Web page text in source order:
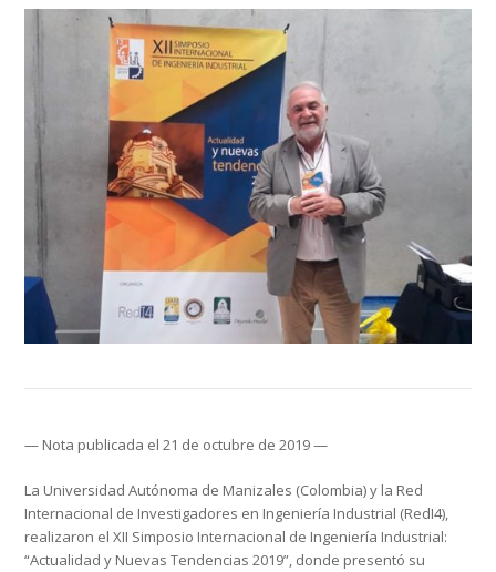
— Nota publicada el 21 de octubre de 2019 —
La Universidad Autónoma de Manizales (Colombia) y la Red
Internacional de Investigadores en Ingeniería Industrial (RedI4),
realizaron el XII Simposio Internacional de Ingeniería Industrial:
“Actualidad y Nuevas Tendencias 2019”, donde presentó su